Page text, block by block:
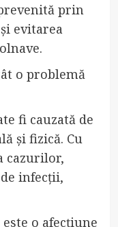
prin
evitarea
o problemă
fi cauzată de
și fizică. Cu
cazurilor,
infecții,
o afecțiune